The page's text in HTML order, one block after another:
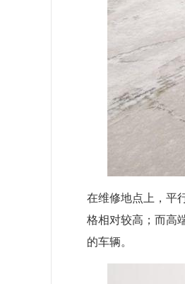
在维修地点上，平
格相对较高；而高
的车辆。